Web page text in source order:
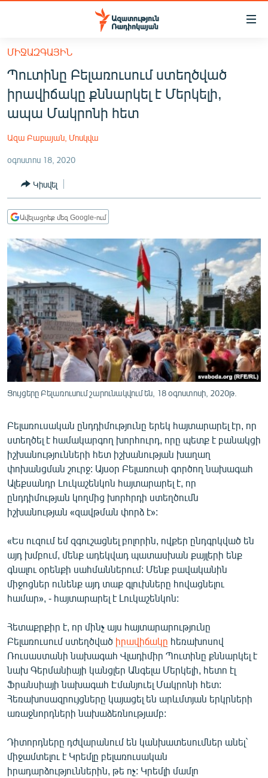
Մատչելիության
հիմնական
բովանդակությանը
Անցնել
հիմնական
մենյուին
ՀԱՅԱՍՏԱՆ
ՔԱՂԱՔԱԿԱՆ
ՏՆՏԵՍՈՒԹՅՈՒՆ
ՂԱՐԱԲԱՂ
ՏԱՐԱԾԱՇՐՋԱՆ
ՄԻՋԱԶԳԱՅԻՆ
ՄՇԱԿՈՒՅԹ
ՍՊՈՐՏ
ՄԵԿՆԱԲԱՆՈՒԹՅՈՒՆ
ՏՏ ԵՒ ԻՆՏԵՐՆԵՏ
ՏԵՍԱՆՅՈՒԹԵՐ
ԲԱՆԱՎԵՃ
ՁԳՏԵԼՈՎ ԼԱՎԱԳՈՒՅՆԻՆ
ՓՈԴՔԱՍԹ
English
Русский
ՀԵՏԵՎԵՔ ՄԵԶ
«Ազատության» բոլոր կայքերը
ՄԻՋԱԶԳԱՅԻՆ
Պուտինը Բելառուսում ստեղծված
իրավիճակը քննարկել է Մերկելի,
ապա Մակրոնի հետ
Ազա Բաբայան, Մոսկվա
օգոստոս 18, 2020
Կիսվել
Ավելացրեք մեզ Google-ում
Ցույցերը Բելառուսում շարունակվում են, 18 օգոստոսի, 2020թ.
Բելառուսական ընդդիմությունը երեկ հայտարարել էր, որ
ստեղծել է համակարգող խորհուրդ, որը պետք է բանակցի
իշխանությունների հետ իշխանության խաղաղ
փոխանցման շուրջ: Այսօր Բելառուսի գործող նախագահ
Ալեքսանդր Լուկաշենկոն հայտարարել է, որ
ընդդիմության կողմից խորհրդի ստեղծումն
իշխանության «զավթման փորձ է»:
«Ես ուզում եմ զգուշացնել բոլորին, ովքեր ընդգրկված են
այդ խմբում, մենք ադեկվադ պատասխան քայլերի ենք
գնալու օրենքի սահմաններում: Մենք բավականին
միջոցներ ունենք այդ տաք գլուխները հովացնելու
համար», - հայտարարել է Լուկաշենկոն:
Հետաքրքիր է, որ մինչ այս հայտարարությունը
Բելառուսում​ ստեղծված իրավիճակը հեռախոսով
Ռուսաստանի նախագահ Վլադիմիր Պուտինը քննարկել է
նախ Գերմանիայի կանցլեր Անգելա Մերկելի, հետո էլ
Ֆրանսիայի նախագահ Էմանյուել Մակրոնի հետ:
Հեռախոսազրույցները կայացել են արևմտյան երկրների
առաջնորդների նախաձեռնությամբ:
Դիտորդները դժվարանում են կանխատեսումներ անել`
միջամտելու է Կրեմլը բելառուսական
իրադարձություններին, թե ոչ: Կրեմլի մամլո